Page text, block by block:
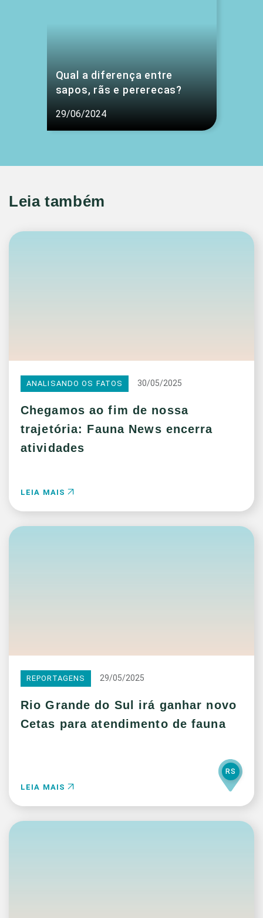
Qual a diferença entre
sapos, rãs e pererecas?
29/06/2024
Leia também
ANALISANDO OS FATOS 30/05/2025
Chegamos ao fim de nossa
trajetória: Fauna News encerra
atividades
LEIA MAIS
REPORTAGENS 29/05/2025
Rio Grande do Sul irá ganhar novo
Cetas para atendimento de fauna
LEIA MAIS
RS